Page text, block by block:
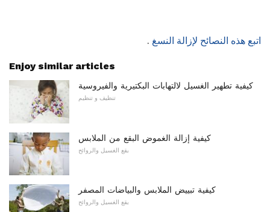
اتبع هذه النصائح لإزالة النسغ .
Enjoy similar articles
كيفية تطهير الغسيل لالتهابات البكتيرية والفيروسية
تنظيف و تنظيم
كيفية إزالة الغموض البقع من الملابس
بقع الغسيل والروائح
كيفية تبييض الملابس والبياضات المصفر
بقع الغسيل والروائح